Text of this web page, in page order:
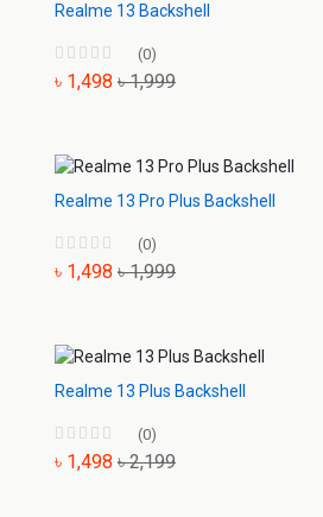
Realme 13 Backshell
(0)
৳ 1,498 ৳ 1,999
Realme 13 Pro Plus Backshell
(0)
৳ 1,498 ৳ 1,999
Realme 13 Plus Backshell
(0)
৳ 1,498 ৳ 2,199